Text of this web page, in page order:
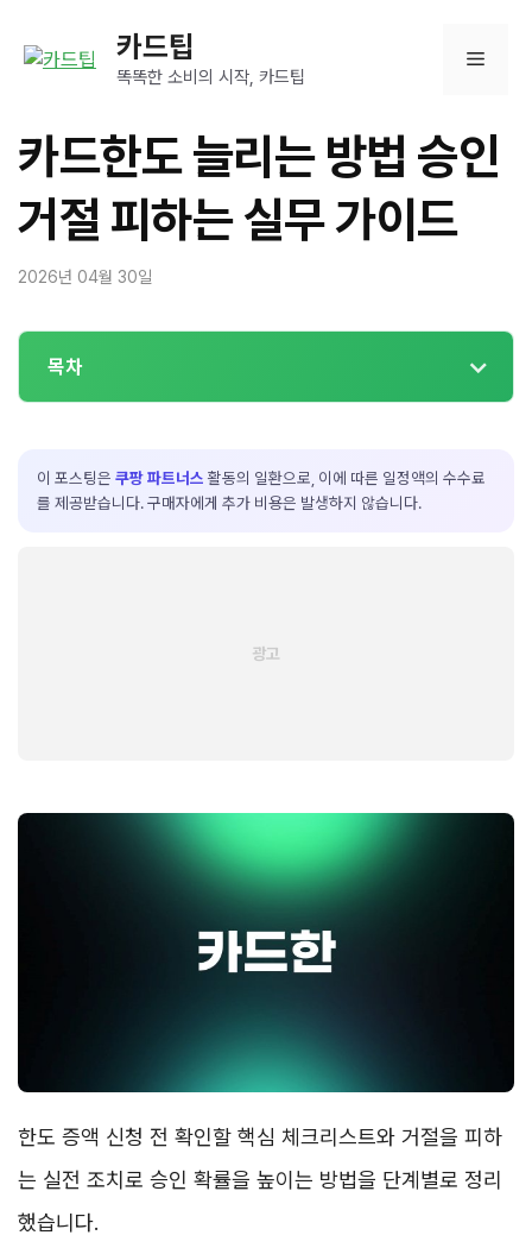
카드팁
똑똑한 소비의 시작, 카드팁
메
뉴
카드한도 늘리는 방법 승인
거절 피하는 실무 가이드
2026년 04월 30일
목차
이 포스팅은 쿠팡 파트너스 활동의 일환으로, 이에 따른 일정액의 수수료
를 제공받습니다. 구매자에게 추가 비용은 발생하지 않습니다.
한도 증액 신청 전 확인할 핵심 체크리스트와 거절을 피하
는 실전 조치로 승인 확률을 높이는 방법을 단계별로 정리
했습니다.